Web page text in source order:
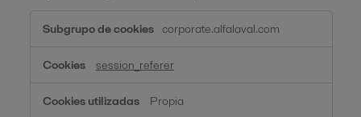
estrictamente
necesarias
corporate.alfalaval.com
session_referer
Propia